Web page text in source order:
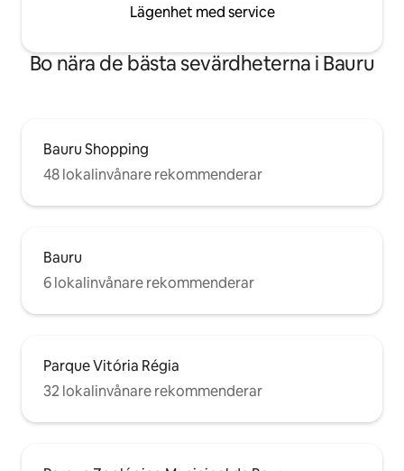
Lägenhet med service
Bo nära de bästa sevärdheterna i Bauru
Bauru Shopping
48 lokalinvånare rekommenderar
Bauru
6 lokalinvånare rekommenderar
Parque Vitória Régia
32 lokalinvånare rekommenderar